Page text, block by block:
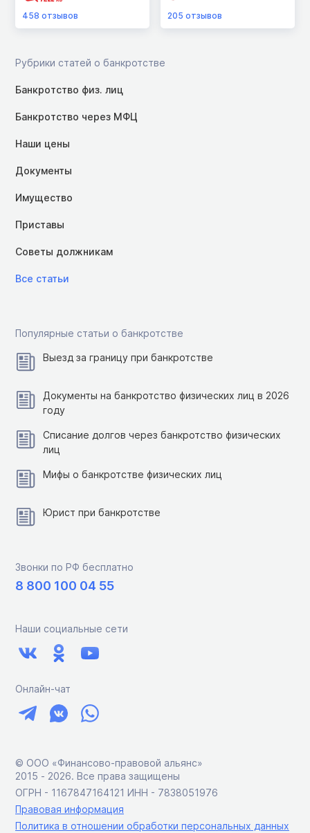
458 отзывов 205отзывов
Рубрики статей о банкротстве
Банкротство физ. лиц
Банкротство через МФЦ
Наши цены
Документы
Имущество
Приставы
Советы должникам
Все статьи
Популярные статьи о банкротстве
Выезд за границу при банкротстве
Документы на банкротство физических лиц в 2026
году
Списание долгов через банкротство физических
лиц
Мифы о банкротстве физических лиц
Юрист при банкротстве
Звонки по РФ бесплатно
8 800 100 04 55
Наши социальные сети
Онлайн-чат
© ООО «Финансово-правовой альянс»
2015 ‑ 2026. Все права защищены
ОГРН - 1167847164121 ИНН - 7838051976
Правовая информация
Политика в отношении обработки персональных данных